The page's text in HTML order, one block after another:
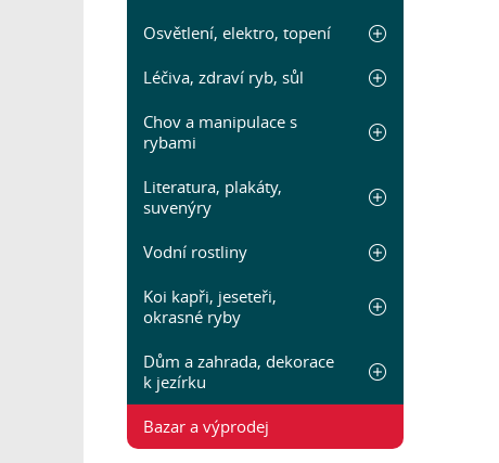
Osvětlení, elektro, topení
Léčiva, zdraví ryb, sůl
Chov a manipulace s
rybami
Literatura, plakáty,
suvenýry
Vodní rostliny
Koi kapři, jeseteři,
okrasné ryby
Dům a zahrada, dekorace
k jezírku
Bazar a výprodej